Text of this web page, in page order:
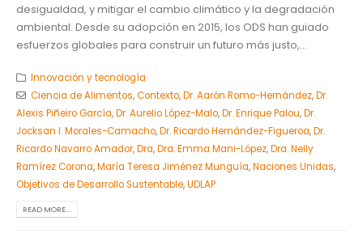
desigualdad, y mitigar el cambio climático y la degradación
ambiental. Desde su adopción en 2015, los ODS han guiado
esfuerzos globales para construir un futuro más justo,...
Innovación y tecnología
Ciencia de Alimentos,Contexto,Dr. Aarón Romo-Hernández,Dr.
Alexis Piñeiro García,Dr. Aurelio López-Malo,Dr. Enrique Palou,Dr.
Jocksan I. Morales-Camacho,Dr. Ricardo Hernández-Figueroa,Dr.
Ricardo Navarro Amador,Dra,Dra. Emma Mani-López,Dra. Nelly
Ramírez Corona,María Teresa Jiménez Munguía,Naciones Unidas,
Objetivos de Desarrollo Sustentable,UDLAP
READ MORE...